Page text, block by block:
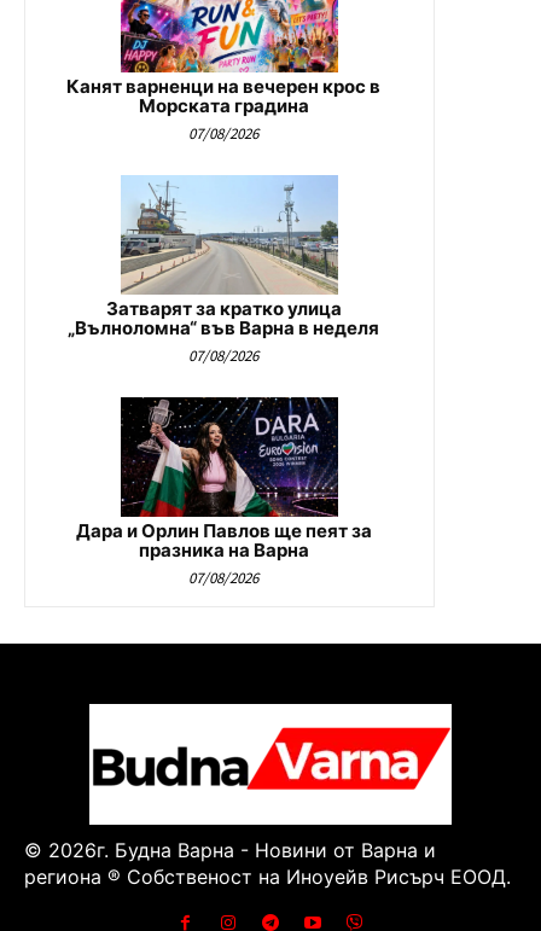
Канят варненци на вечерен крос в
Морската градина
07/08/2026
Затварят за кратко улица
„Вълноломна“ във Варна в неделя
07/08/2026
Дара и Орлин Павлов ще пеят за
празника на Варна
07/08/2026
© 2026г. Будна Варна - Новини от Варна и
региона ® Собственост на Иноуейв Рисърч ЕООД.